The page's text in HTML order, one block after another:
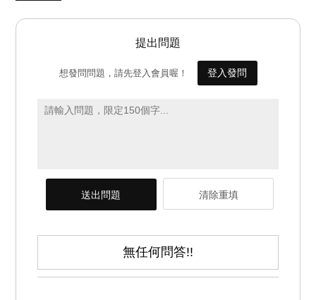
提出問題
想發問問題，請先登入會員喔！ 登入發問
送出問題 清除重填
無任何問答!!